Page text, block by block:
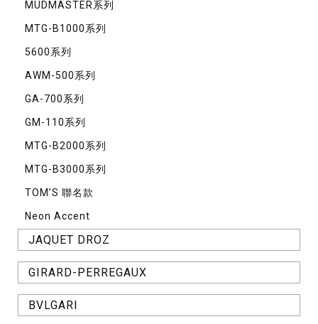
MUDMASTER系列
MTG-B1000系列
5600系列
AWM-500系列
GA-700系列
GM-110系列
MTG-B2000系列
MTG-B3000系列
TOM’S 聯名款
Neon Accent
JAQUET DROZ
GIRARD-PERREGAUX
BVLGARI